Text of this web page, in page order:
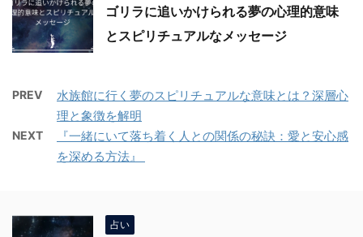
ゴリラに追いかけられる夢の心理的意味
とスピリチュアルなメッセージ
PREV
水族館に行く夢のスピリチュアルな意味とは？深層心
理と象徴を解明
NEXT
『一緒にいて落ち着く人との関係の秘訣：愛と安心感
を深める方法』
占い